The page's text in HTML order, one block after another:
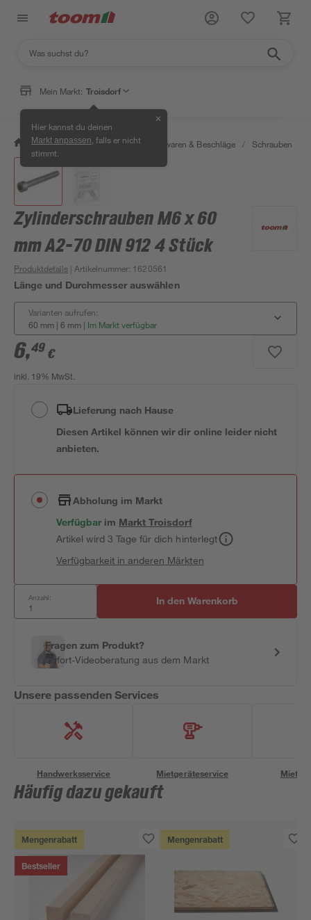
Mein Markt: Troisdorf
Hier kannst du deinen
Markt anpassen , falls er nicht
stimmt.
✕
/ Werkstatt & Maschinen / Eisenwaren & Beschläge / Schrauben
Zylinderschrauben M6 x 60
mm A2-70 DIN 912 4 Stück
Produktdetails | Artikelnummer: 1620561
Länge und Durchmesser auswählen
Varianten aufrufen:
60 mm | 6 mm | Im Markt verfügbar
6,49 €
inkl. 19% MwSt.
Lieferung nach Hause
Diesen Artikel können wir dir online leider nicht
anbieten.
Abholung im Markt
Verfügbar im MarktTroisdorf
Artikel wird 3 Tage für dich hinterlegt
Verfügbarkeit in anderen Märkten
Anzahl: In den Warenkorb
Fragen zum Produkt?
Sofort-Videoberatung aus dem Markt
Unsere passenden Services
Handwerksservice Mietgeräteservice
Häufig dazu gekauft
Mengenrabatt
Bestseller
Mengenrabatt